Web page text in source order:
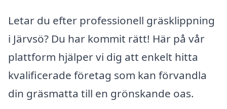
Letar du efter professionell gräsklippning
i Järvsö? Du har kommit rätt! Här på vår
plattform hjälper vi dig att enkelt hitta
kvalificerade företag som kan förvandla
din gräsmatta till en grönskande oas.